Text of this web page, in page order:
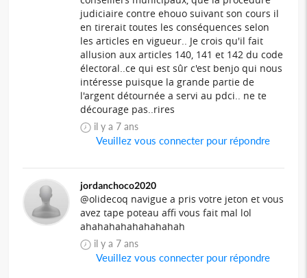
judiciaire contre ehouo suivant son cours il
en tirerait toutes les conséquences selon
les articles en vigueur.. Je crois qu'il fait
allusion aux articles 140, 141 et 142 du code
électoral..ce qui est sûr c'est benjo qui nous
intéresse puisque la grande partie de
l'argent détournée a servi au pdci.. ne te
décourage pas..rires
il y a 7 ans
Veuillez vous connecter pour répondre
jordanchoco2020
@olidecoq navigue a pris votre jeton et vous
avez tape poteau affi vous fait mal lol
ahahahahahahahahah
il y a 7 ans
Veuillez vous connecter pour répondre